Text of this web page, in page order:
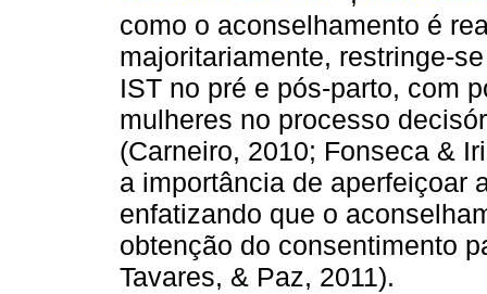
como o aconselhamento é
majoritariamente, restringe-
IST no pré e pós-parto, com
mulheres no processo
(Carneiro, 2010; Fonseca &
a importância de aperfeiçoar
enfatizando que o
obtenção do consentimento
Tavares, & Paz, 2011).